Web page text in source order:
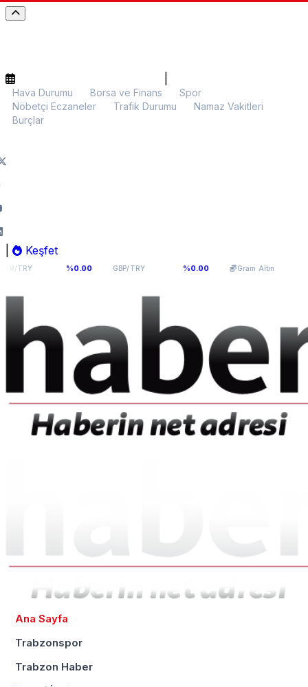
Hava Durumu Borsa ve Finans
Spor
Nöbetçi Eczaneler
Trafik Durumu
Namaz Vakitleri
Burçlar
Keşfet
%0.00 GBP/TRY 64,0893 %0.00 Gram Altın5.991,33 %0.00
Ana Sayfa
Trabzonspor
Trabzon Haber